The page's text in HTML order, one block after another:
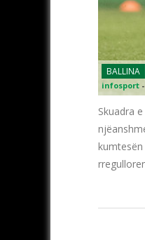
BALLINA
infosport -
Skuadra